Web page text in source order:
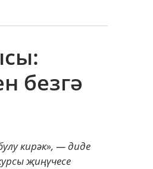
безгә
кирәк», — диде
җиңүчесе